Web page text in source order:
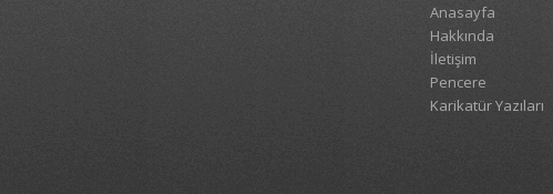
Anasayfa
Hakkında
İletişim
Pencere
Karikatür Yazıları